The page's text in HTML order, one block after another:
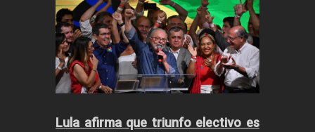
Lula afirma que triunfo electivo es